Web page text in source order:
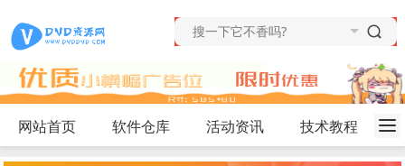
网站首页 软件仓库 活动资讯 技术教程